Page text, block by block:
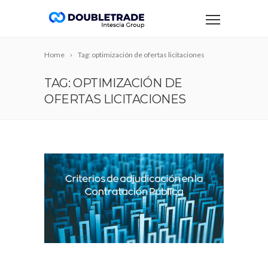
Home Tag: optimización de ofertas licitaciones
TAG: OPTIMIZACIÓN DE
OFERTAS LICITACIONES